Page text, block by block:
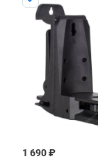
1 690 ₽
5 690 ₽